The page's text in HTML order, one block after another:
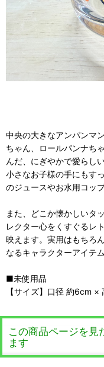
中央の大きなアンパンマ
ちゃん、ロールパンナち
んだ、にぎやかで愛らし
小さなお子様の手にもす
のジュースやお水用コッ
また、どこか懐かしいタ
レクター心をくすぐるレ
映えます。実用はもちろ
なるキャラクターアイテム
■未使用品
【サイズ】口径 約6cm
この商品ページを見
ます